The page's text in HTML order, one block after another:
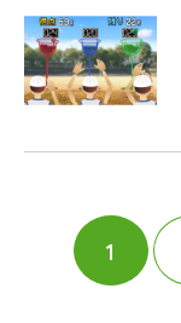
1